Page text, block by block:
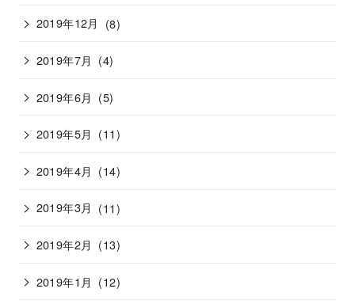
2019年12月 (8)
2019年7月 (4)
2019年6月 (5)
2019年5月 (11)
2019年4月 (14)
2019年3月 (11)
2019年2月 (13)
2019年1月 (12)